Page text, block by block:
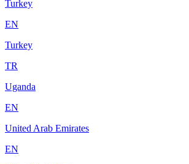
Turkey
EN
Turkey
TR
Uganda
EN
United Arab Emirates
EN